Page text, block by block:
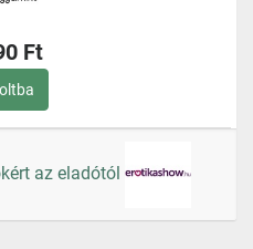
Ft
az eladótól